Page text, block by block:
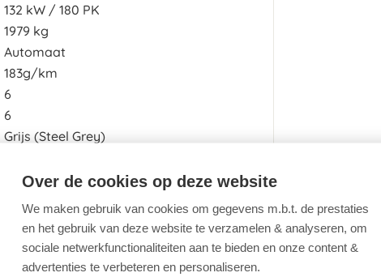
132 kW 180 PK
1979 kg
Automaat
183g/km
6
6
Grijs (Steel Grey)
Stof
2654443
Over de cookies op deze website
We maken gebruik van cookies om gegevens m.b.t. de prestaties
en het gebruik van deze website te verzamelen & analyseren, om
sociale netwerkfunctionaliteiten aan te bieden en onze content &
advertenties te verbeteren en personaliseren.